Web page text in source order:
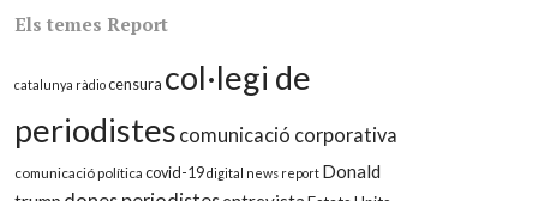
Els temes Report
catalunya ràdiocensura col·legi de
periodistes comunicació corporativa
comunicació política covid-19digital news report Donald